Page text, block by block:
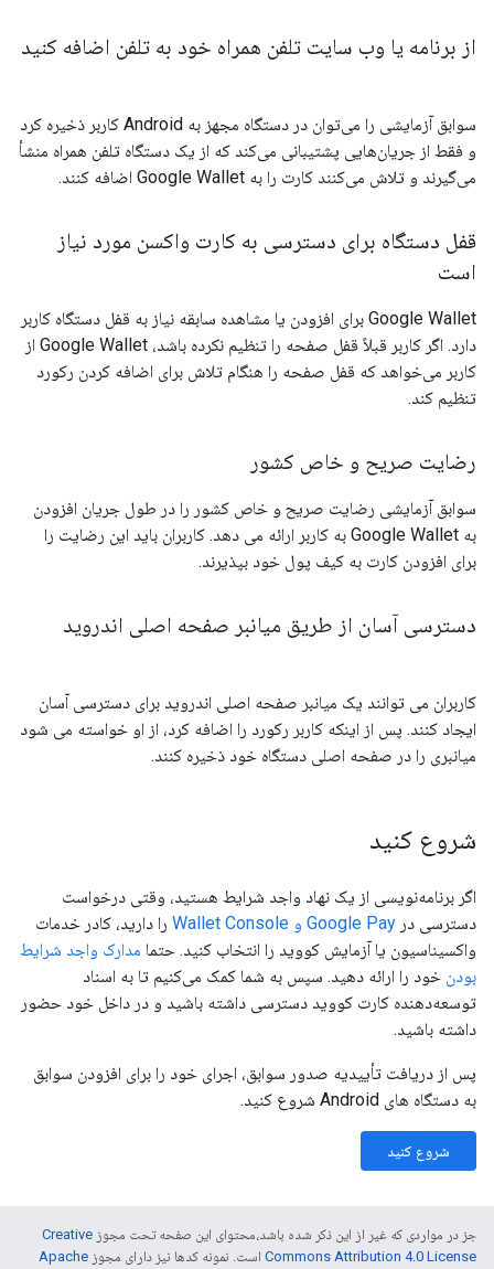
از برنامه یا وب سایت تلفن همراه خود به تلفن اضافه کنید
سوابق آزمایشی را می‌توان در دستگاه مجهز به Android کاربر ذخیره کرد
و فقط از جریان‌هایی پشتیبانی می‌کند که از یک دستگاه تلفن همراه منشأ
می‌گیرند و تلاش می‌کنند کارت را به Google Wallet اضافه کنند.
قفل دستگاه برای دسترسی به کارت واکسن مورد نیاز
است
Google Wallet برای افزودن یا مشاهده سابقه نیاز به قفل دستگاه کاربر
دارد. اگر کاربر قبلاً قفل صفحه را تنظیم نکرده باشد، Google Wallet از
کاربر می‌خواهد که قفل صفحه را هنگام تلاش برای اضافه کردن رکورد
تنظیم کند.
رضایت صریح و خاص کشور
سوابق آزمایشی رضایت صریح و خاص کشور را در طول جریان افزودن
به Google Wallet به کاربر ارائه می دهد. کاربران باید این رضایت را
برای افزودن کارت به کیف پول خود بپذیرند.
دسترسی آسان از طریق میانبر صفحه اصلی اندروید
کاربران می توانند یک میانبر صفحه اصلی اندروید برای دسترسی آسان
ایجاد کنند. پس از اینکه کاربر رکورد را اضافه کرد، از او خواسته می شود
میانبری را در صفحه اصلی دستگاه خود ذخیره کنند.
شروع کنید
اگر برنامه‌نویسی از یک نهاد واجد شرایط هستید، وقتی درخواست
دسترسی در Google Pay و Wallet Console
را دارید، کادر خدمات
واکسیناسیون یا آزمایش کووید را انتخاب کنید. حتما مدارک واجد شرایط
بودن خود را ارائه دهید. سپس به شما کمک می‌کنیم تا به اسناد
توسعه‌دهنده کارت کووید دسترسی داشته باشید و در داخل خود حضور
داشته باشید.
پس از دریافت تأییدیه صدور سوابق، اجرای خود را برای افزودن سوابق
به دستگاه های Android شروع کنید.
شروع کنید
جز در مواردی که غیر از این ذکر شده باشد،‌محتوای این صفحه تحت مجوز Creative
Commons Attribution 4.0 License است. نمونه کدها نیز دارای مجوز Apache